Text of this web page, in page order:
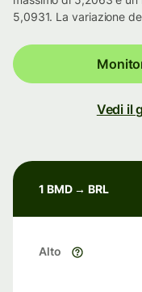
5,0931. La variazione
Vedi il
1 BMD → BRL
Alto